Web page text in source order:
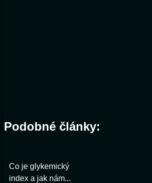
Podobné články:
Co je glykemický
index a jak nám...